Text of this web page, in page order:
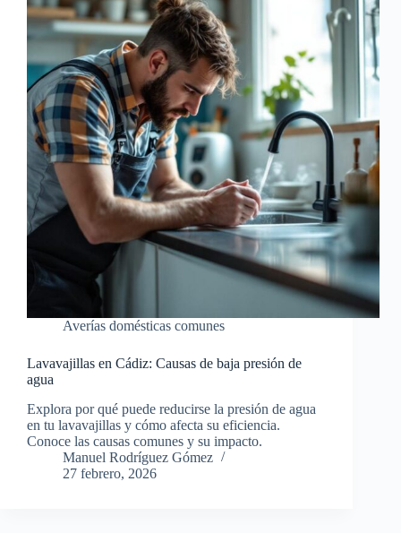
Averías domésticas comunes
Lavavajillas en Cádiz: Causas de baja presión de
agua
Explora por qué puede reducirse la presión de agua
en tu lavavajillas y cómo afecta su eficiencia.
Conoce las causas comunes y su impacto.
Manuel Rodríguez Gómez
27 febrero, 2026